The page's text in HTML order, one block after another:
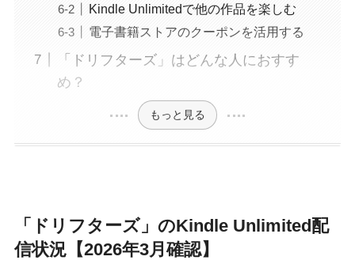
Kindle Unlimitedで他の作品を楽しむ
電子書籍ストアのクーポンを活用する
「ドリフターズ」はどんな人におすす
め？
もっと見る
「ドリフターズ」のKindle Unlimited配
信状況【2026年3月確認】